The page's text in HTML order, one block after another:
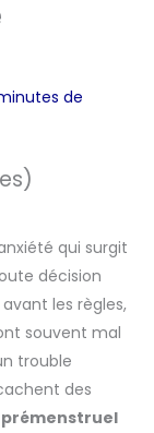
de
qui surgit
décision
les règles,
souvent mal
trouble
des